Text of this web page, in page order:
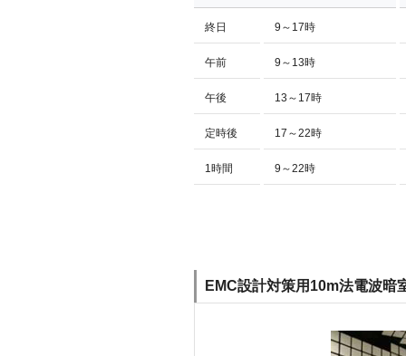
終日 9～17時
午前 9～13時
午後 13～17時
定時後 17～22時
1時間 9～22時
EMC設計対策用10m法電波暗